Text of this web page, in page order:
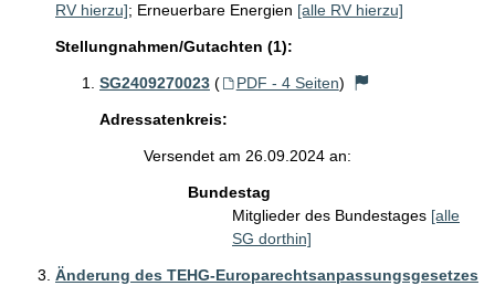
RV hierzu]; Erneuerbare Energien [alle RV hierzu]
Stellungnahmen/Gutachten (1):
SG2409270023 ( PDF - 4 Seiten)
Adressatenkreis:
Versendet am 26.09.2024 an:
Bundestag
Mitglieder des Bundestages [alle
SG dorthin]
Änderung des TEHG-Europarechtsanpassungsgesetzes